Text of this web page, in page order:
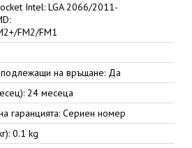
Intel: LGA 2066/2011-
FM2/FM1
подлежащи на връщане: Да
24 месеца
гаранцията: Сериен номер
0.1 kg